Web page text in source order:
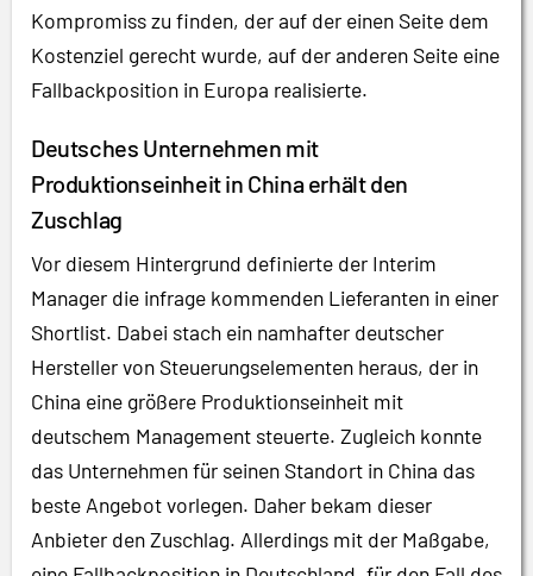
Kompromiss zu finden, der auf der einen Seite dem
Kostenziel gerecht wurde, auf der anderen Seite eine
Fallbackposition in Europa realisierte.
Deutsches Unternehmen mit
Produktionseinheit in China erhält den
Zuschlag
Vor diesem Hintergrund definierte der Interim
Manager die infrage kommenden Lieferanten in einer
Shortlist. Dabei stach ein namhafter deutscher
Hersteller von Steuerungselementen heraus, der in
China eine größere Produktionseinheit mit
deutschem Management steuerte. Zugleich konnte
das Unternehmen für seinen Standort in China das
beste Angebot vorlegen. Daher bekam dieser
Anbieter den Zuschlag. Allerdings mit der Maßgabe,